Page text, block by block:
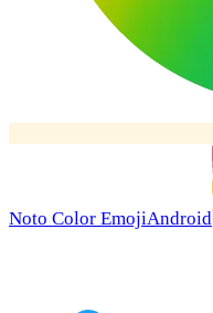
Noto Color EmojiAndroid